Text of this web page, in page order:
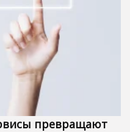
превращают